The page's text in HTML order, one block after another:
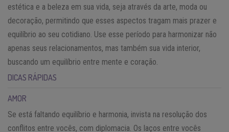
estética e a beleza em sua vida, seja através da arte, moda ou
decoração, permitindo que esses aspectos tragam mais prazer e
equilíbrio ao seu cotidiano. Use esse período para harmonizar não
apenas seus relacionamentos, mas também sua vida interior,
buscando um equilíbrio entre mente e coração.
DICAS RÁPIDAS
AMOR
Se está faltando equilíbrio e harmonia, invista na resolução dos
conflitos entre vocês, com diplomacia. Os laços entre vocês